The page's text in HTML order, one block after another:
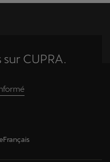
sur CUPRA.
Français